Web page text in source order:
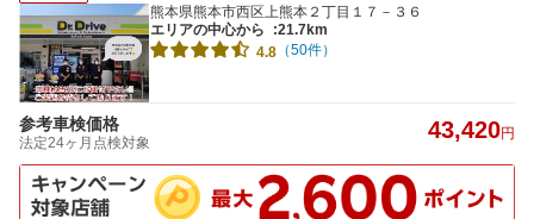
熊本県熊本市西区上熊本２丁目１７－３６
エリアの中心から
:21.7km
4.8 （50件）
参考車検価格
法定24ヶ月点検対象 43,420円